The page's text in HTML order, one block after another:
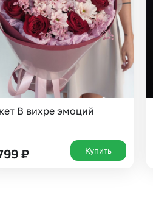
В вихре эмоций
₽ Купить